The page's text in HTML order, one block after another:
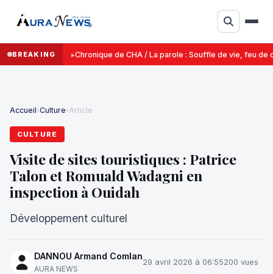
BREAKING Chronique de CHA / La parole : Souffle de vie, feu de
Accueil›Culture›Article
CULTURE
Visite de sites touristiques : Patrice
Talon et Romuald Wadagni en
inspection à Ouidah
Développement culturel
DANNOU Armand Comlan
AURA NEWS
29 avril 2026 à 06:55200 vues